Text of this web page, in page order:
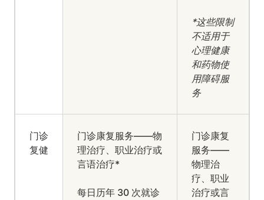
*这些限制
不适用于
心理健康
和药物使
用障碍服
务
门诊
复健
门诊康复服务——物
理治疗、职业治疗或
言语治疗*
每日历年 30 次就诊
门诊康复
服务——
物理治
疗、职业
治疗或言